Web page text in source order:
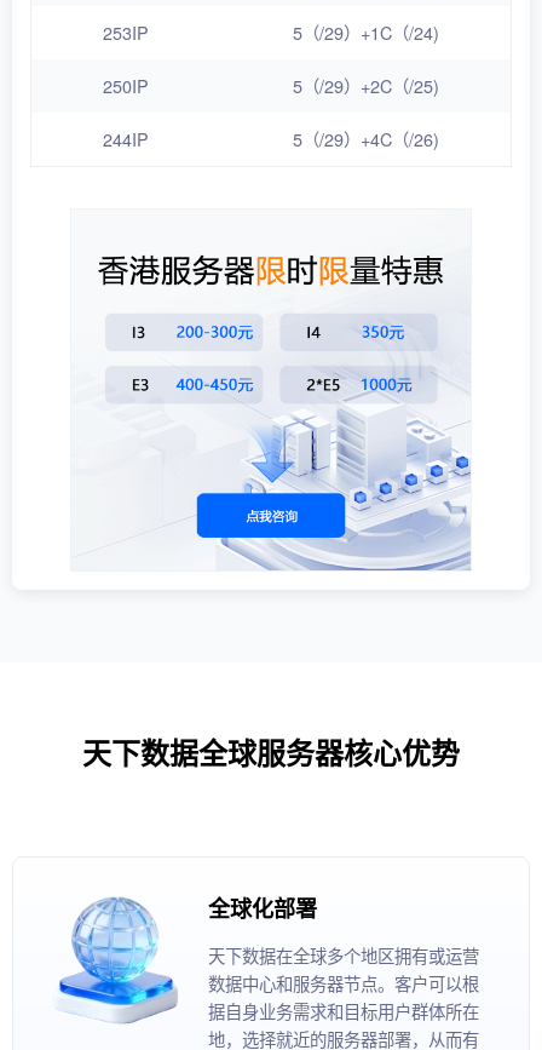
253IP 5（/29）+1C（/24)
250IP 5（/29）+2C（/25)
244IP 5（/29）+4C（/26)
天下数据全球服务器核心优势
全球化部署
天下数据在全球多个地区拥有或运营
数据中心和服务器节点。客户可以根
据自身业务需求和目标用户群体所在
地，选择就近的服务器部署，从而有